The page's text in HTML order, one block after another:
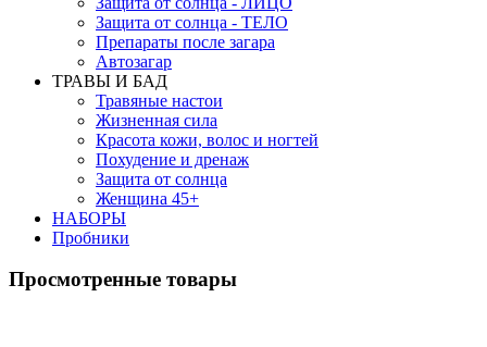
Защита от солнца - ТЕЛО
Препараты после загара
Автозагар
ТРАВЫ И БАД
Травяные настои
Жизненная сила
Красота кожи, волос и ногтей
Похудение и дренаж
Защита от солнца
Женщина 45+
НАБОРЫ
Пробники
Просмотренные товары